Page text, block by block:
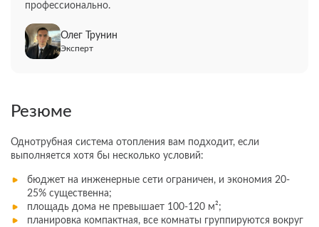
профессионально.
Олег Трунин
Эксперт
Резюме
Однотрубная система отопления вам подходит, если
выполняется хотя бы несколько условий:
бюджет на инженерные сети ограничен, и экономия 20-
25% существенна;
площадь дома не превышает 100-120 м²;
планировка компактная, все комнаты группируются вокруг